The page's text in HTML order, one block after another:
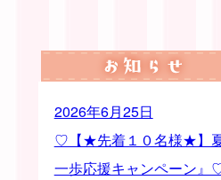
2026年6月25日
♡【★先着１０名様★】
一歩応援キャンペーン』